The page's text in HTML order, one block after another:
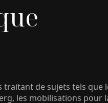
traitant de sujets tels que
les mobilisations pour